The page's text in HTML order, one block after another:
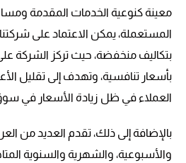
معينة كنوعية الخدمات المقدمة
المستعملة، يمكن الاعتماد على
بتكاليف منخفضة، حيث تركز الشركة
بأسعار تنافسية، وتهدف إلى تقليل
العملاء في ظل زيادة الأسعار في
بالإضافة إلى ذلك، تقدم العديد من
والأسبوعية، والشهرية والسنوية